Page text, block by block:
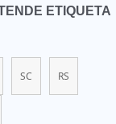
ETIQUETA
SC RS